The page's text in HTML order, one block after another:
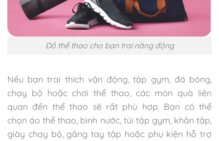
Đồ thể thao cho bạn trai năng động
Nếu bạn trai thích vận động, tập gym, đá bóng,
chạy bộ hoặc chơi thể thao, các món quà liên
quan đến thể thao sẽ rất phù hợp. Bạn có thể
chọn áo thể thao, bình nước, túi tập gym, khăn tập,
giày chạy bộ, găng tay tập hoặc phụ kiện hỗ trợ